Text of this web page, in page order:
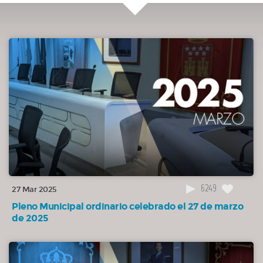
arquitectónicas en la calle San Roque.
00:36:41
6.3(070/25) Moción presentada por el Grupo Municipal Vecinos por
Majadahonda solicitando la declaración de Hijos Adoptivos de la ciudad a
título póstumo para el ex Director General de la UNESCO, Federico Mayor
Zaragoza, y el ex Secretario del Ayuntamiento de Majadahonda Antonio Martín
Sánchez.
NO APROBADA
00:48:28
6.4(071/25) Moción presentada por el Grupo Municipal Vecinos por
Majadahonda solicitando que se exima de la limitación de accesos y salidas
desde Majadahonda a la A-6 por la Avenida de la Victoria-Carretera de El
Plantío y Carretera de Las Rozas (ida y vuelta) para los vehículos sin distintivo
medioambiental.
NO APROBADA
01:04:39
6.5(072/25) Moción presentada por el Grupo Municipal Vox
NO APROBADA
27 Mar 2025 6249
Pleno Municipal ordinario celebrado el 27 de marzo
de 2025